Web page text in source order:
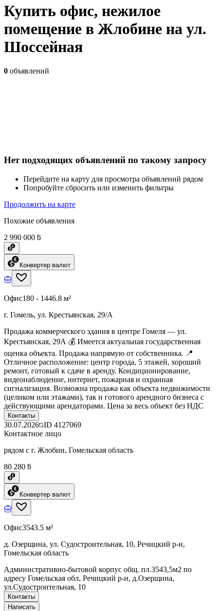
Купить офис, нежилое
помещение в Жлобине на ул.
Шоссейная
0 объявлений
Нет подходящих объявлений по такому запросу
Перейдите на карту для просмотра объявлений рядом
Попробуйте сбросить или изменить фильтры
Продолжить на карте
Похожие объявления
2 990 000 ƃ
Конвертер валют
Офис180 - 1446.8 м²
г. Гомель, ул. Крестьянская, 29/А
Продажа коммерческого здания в центре Гомеля — ул.
Крестьянская, 29А 💰 Имеется актуальная государственная
оценка объекта. Продажа напрямую от собственника. 📍
Отличное расположение: центр города, 5 этажей, хороший
ремонт, готовый к сдаче в аренду. Кондиционирование,
видеонаблюдение, интернет, пожарная и охранная
сигнализация. Возможна продажа как объекта недвижимости
(целиком или этажами), так и готового арендного бизнеса с
действующими арендаторами. Цена за весь объект без НДС
Контакты
30.07.2026 ID 4127069
Контактное лицо
рядом с г. Жлобин, Гомельская область
80 280 ƃ
Конвертер валют
Офис3543.5 м²
д. Озерщина, ул. Судостроительная, 10, Речицкий р-н,
Гомельская область
Административно-бытовой корпус общ. пл.3543,5м2 по
адресу Гомельская обл, Речицкий р-н, д.Озерщина,
ул.Судостроительная, 10
Контакты
Написать